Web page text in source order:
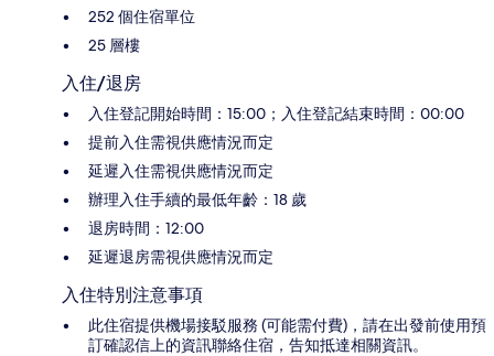
252 個住宿單位
25 層樓
入住/退房
入住登記開始時間：15:00；入住登記結束時間：00:00
提前入住需視供應情況而定
延遲入住需視供應情況而定
辦理入住手續的最低年齡：18 歲
退房時間：12:00
延遲退房需視供應情況而定
入住特別注意事項
此住宿提供機場接駁服務 (可能需付費)，請在出發前使用預
訂確認信上的資訊聯絡住宿，告知抵達相關資訊。